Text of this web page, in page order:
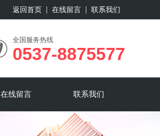
返回首页 在线留言 联系我们
全国服务热线
0537-8875577
在线留言 联系我们